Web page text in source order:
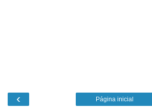
‹ Página inicial